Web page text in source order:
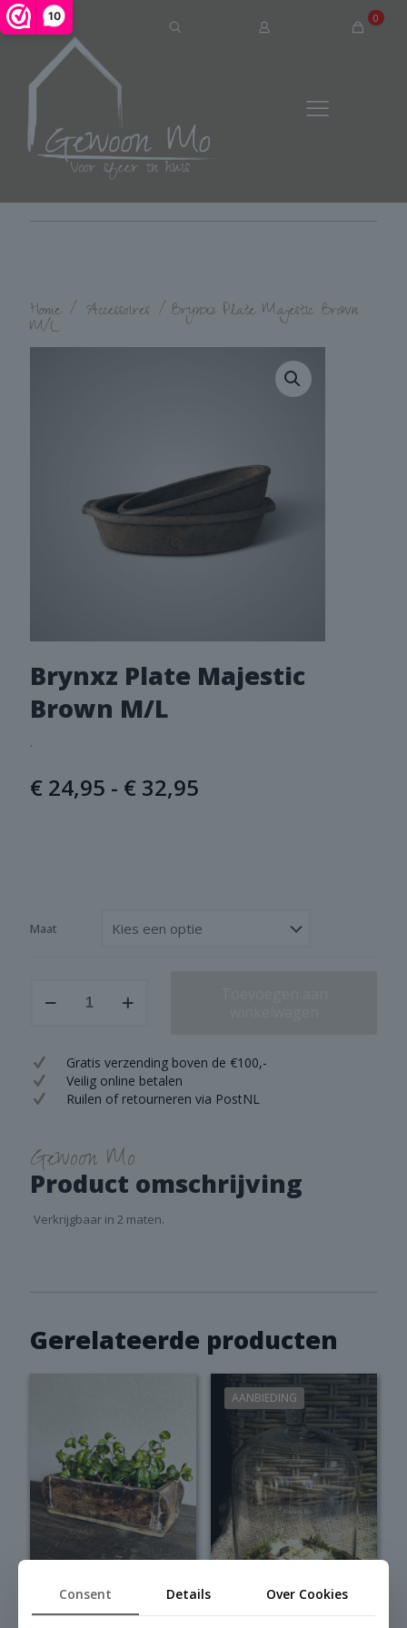
10 0
Home / Accessoires / Brynxz Plate Majestic Brown
M/L
Brynxz Plate Majestic
Brown M/L
.
€ 24,95 - € 32,95
Maat
Plate
M/L
aantal
Gratis verzending boven de €100,-
Veilig online betalen
Ruilen of retourneren via PostNL
Gewoon Mo
Product omschrijving
Verkrijgbaar in 2 maten.
Gerelateerde producten
Prachtige oude
AANBIEDING
Consent Details Over Cookies